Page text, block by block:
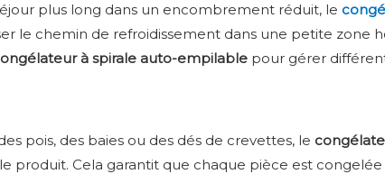
plus long dans un encombrement réduit, le
le chemin de refroidissement dans une petite zone
à spirale auto-empilable pour gérer
pois, des baies ou des dés de crevettes, le
produit. Cela garantit que chaque pièce est